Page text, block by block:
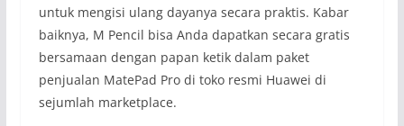
untuk mengisi ulang dayanya secara praktis. Kabar
baiknya, M Pencil bisa Anda dapatkan secara gratis
bersamaan dengan papan ketik dalam paket
penjualan MatePad Pro di toko resmi Huawei di
sejumlah marketplace.